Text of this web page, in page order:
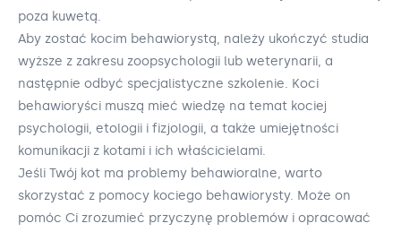
poza kuwetą.
Aby zostać kocim behawiorystą, należy ukończyć studia
wyższe z zakresu zoopsychologii lub weterynarii, a
następnie odbyć specjalistyczne szkolenie. Koci
behawioryści muszą mieć wiedzę na temat kociej
psychologii, etologii i fizjologii, a także umiejętności
komunikacji z kotami i ich właścicielami.
Jeśli Twój kot ma problemy behawioralne, warto
skorzystać z pomocy kociego behawiorysty. Może on
pomóc Ci zrozumieć przyczynę problemów i opracować